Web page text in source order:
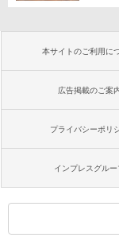
本サイトのご利用に
広告掲載のご案
プライバシーポリ
インプレスグルー